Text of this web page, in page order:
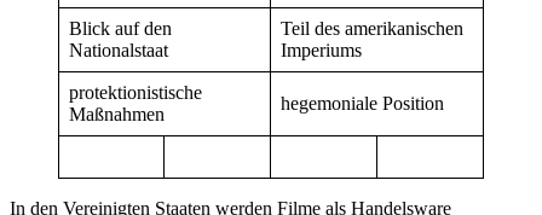
Blick auf den
Nationalstaat
Teil des amerikanischen
Imperiums
protektionistische
Maßnahmen
hegemoniale Position
In den Vereinigten Staaten werden Filme als Handelsware